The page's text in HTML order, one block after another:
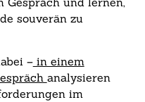
souverän zu
–in einem
analysieren
im